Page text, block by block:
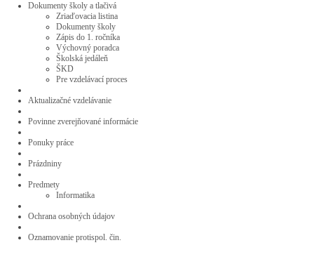
Dokumenty školy a tlačivá
Zriaďovacia listina
Dokumenty školy
Zápis do 1. ročníka
Výchovný poradca
Školská jedáleň
ŠKD
Pre vzdelávací proces
Aktualizačné vzdelávanie
Povinne zverejňované informácie
Ponuky práce
Prázdniny
Predmety
Informatika
Ochrana osobných údajov
Oznamovanie protispol. čin.